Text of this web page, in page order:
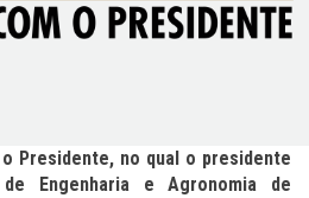
Presidente, no qual o presidente
Engenharia e Agronomia de